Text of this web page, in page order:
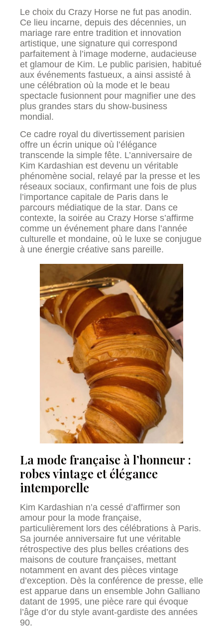
Le choix du Crazy Horse ne fut pas anodin.
Ce lieu incarne, depuis des décennies, un
mariage rare entre tradition et innovation
artistique, une signature qui correspond
parfaitement à l’image moderne, audacieuse
et glamour de Kim. Le public parisien, habitué
aux événements fastueux, a ainsi assisté à
une célébration où la mode et le beau
spectacle fusionnent pour magnifier une des
plus grandes stars du show-business
mondial.
Ce cadre royal du divertissement parisien
offre un écrin unique où l’élégance
transcende la simple fête. L’anniversaire de
Kim Kardashian est devenu un véritable
phénomène social, relayé par la presse et les
réseaux sociaux, confirmant une fois de plus
l’importance capitale de Paris dans le
parcours médiatique de la star. Dans ce
contexte, la soirée au Crazy Horse s’affirme
comme un événement phare dans l’année
culturelle et mondaine, où le luxe se conjugue
à une énergie créative sans pareille.
La mode française à l’honneur :
robes vintage et élégance
intemporelle
Kim Kardashian n’a cessé d’affirmer son
amour pour la mode française,
particulièrement lors des célébrations à Paris.
Sa journée anniversaire fut une véritable
rétrospective des plus belles créations des
maisons de couture françaises, mettant
notamment en avant des pièces vintage
d’exception. Dès la conférence de presse, elle
est apparue dans un ensemble John Galliano
datant de 1995, une pièce rare qui évoque
l’âge d’or du style avant-gardiste des années
90.